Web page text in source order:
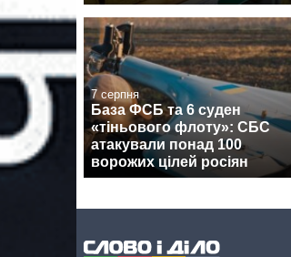
7 серпня
База ФСБ та 6 суден
«тіньового флоту»: СБС
атакували понад 100
ворожих цілей росіян